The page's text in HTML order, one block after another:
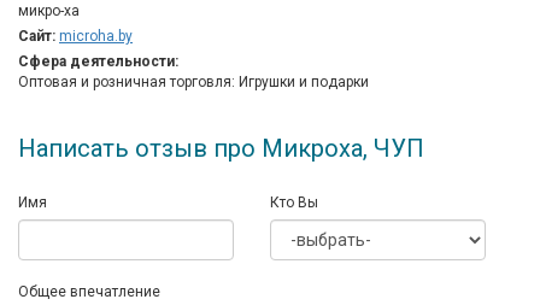
микро-ха
Сайт: microha.by
Сфера деятельности:
Оптовая и розничная торговля: Игрушки и подарки
Написать отзыв про Микроха, ЧУП
Имя Кто Вы
Общее впечатление